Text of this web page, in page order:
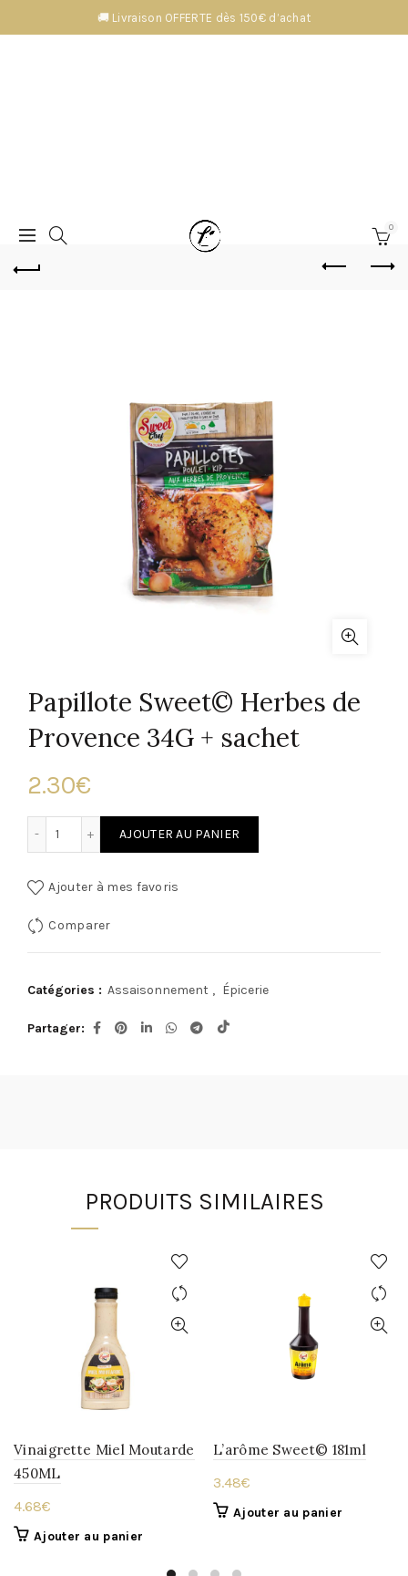
🚚 Livraison OFFERTE dès 150€ d’achat
0
Papillote Sweet© Herbes de
Provence 34G + sachet
2.30€
AJOUTER AU PANIER
Ajouter à mes favoris
Comparer
Catégories : Assaisonnement , Épicerie
Partager
PRODUITS SIMILAIRES
Vinaigrette Miel Moutarde
450ML
4.68€
Ajouter au panier
L’arôme Sweet© 181ml
3.48€
Ajouter au panier